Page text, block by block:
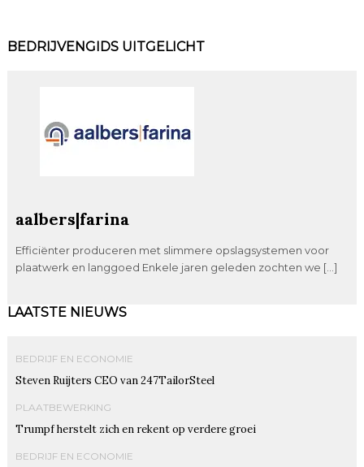
BEDRIJVENGIDS UITGELICHT
aalbers|farina
Efficiënter produceren met slimmere opslagsystemen voor
plaatwerk en langgoed Enkele jaren geleden zochten we […]
LAATSTE NIEUWS
BEDRIJF EN ECONOMIE
Steven Ruijters CEO van 247TailorSteel
PLAATBEWERKING
Trumpf herstelt zich en rekent op verdere groei
BEDRIJF EN ECONOMIE